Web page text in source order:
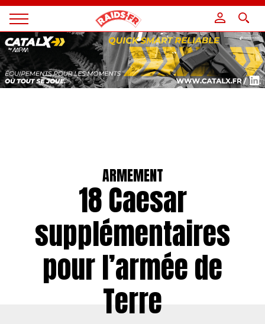
Magazine
Raids
ARMEMENT
18 Caesar
supplémentaires
pour l’armée de
Terre
Panneau de gestion des cookies